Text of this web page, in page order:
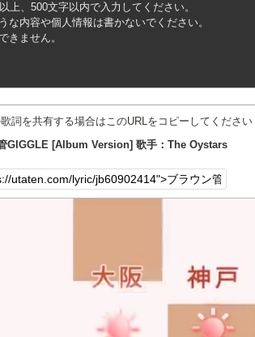
上、500文字以内で入力してください。
な内容や個人情報は書かないでください。
きません。
詞を共有する場合はこのURLをコピーしてください
GIGGLE [Album Version] 歌手：The Oystars